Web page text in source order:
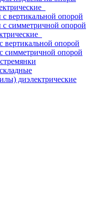
вертикальной опорой
с симметричной опорой
вертикальной опорой
симметричной опорой
диэлектрические